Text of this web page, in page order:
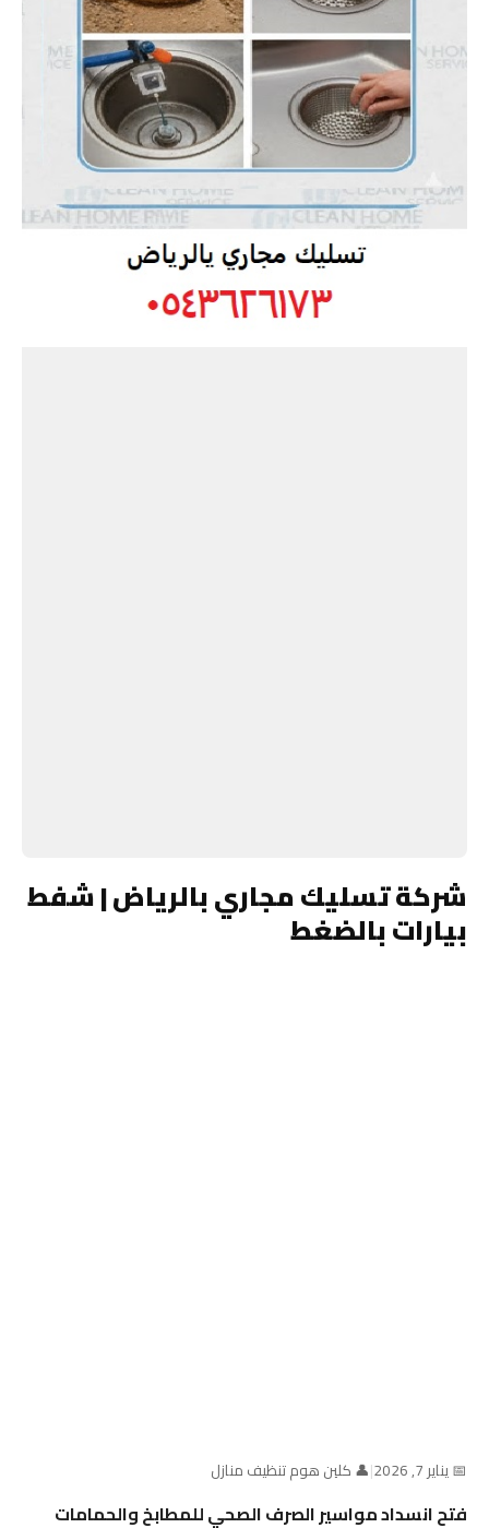
شركة تسليك مجاري بالرياض | شفط
بيارات بالضغط
📅 يناير 7, 2026 |👤 كلين هوم تنظيف منازل
فتح انسداد مواسير الصرف الصحي للمطابخ والحمامات